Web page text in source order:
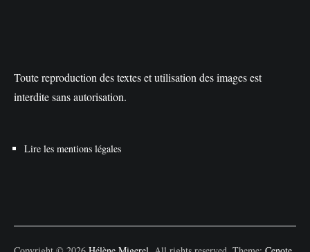
Toute reproduction des textes et utilisation des images est
interdite sans autorisation.
Lire les mentions légales